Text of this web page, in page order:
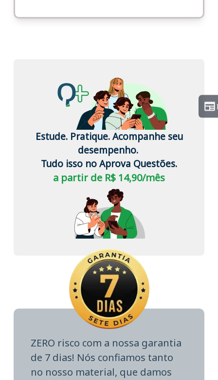
Estude. Pratique. Acompanhe seu
desempenho.
Tudo isso no Aprova Questões.
a partir de R$ 14,90/mês
ZERO risco com a nossa garantia
de 7 dias! Nós confiamos tanto
no nosso material, que damos